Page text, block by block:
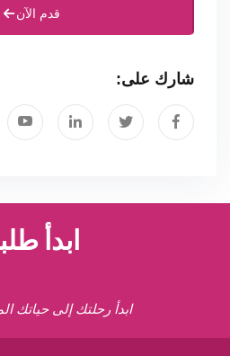
قدم الآن
شارك على:
ابدأ
ابدأ رحلتك إلى حياتك